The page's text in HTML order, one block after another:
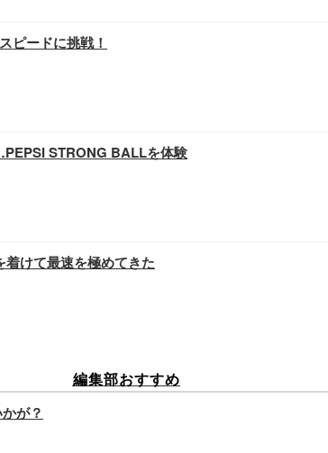
ピードに挑戦！
STRONG BALLを体験
着けて最速を極めてきた
編集部おすすめ
が？